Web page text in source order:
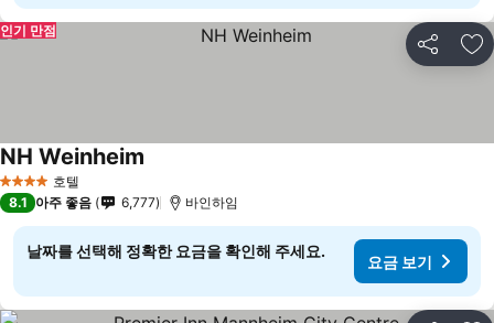
공유 즐
인기 만점
4 성급 호텔
NH Weinheim
8.1 아주 좋음 6,777 바인하임
날짜를 선택해 정확한 요금을 확인해 주세요.
요금 보기